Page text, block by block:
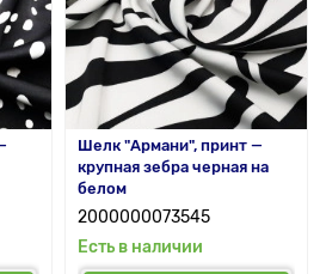
Шелк "Армани", принт —
крупная зебра черная на
белом
2000000073545
Есть в наличии